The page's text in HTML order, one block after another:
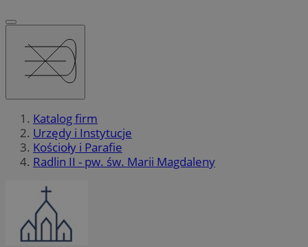
Katalog firm
Urzędy i Instytucje
Kościoły i Parafie
Radlin II - pw. św. Marii Magdaleny